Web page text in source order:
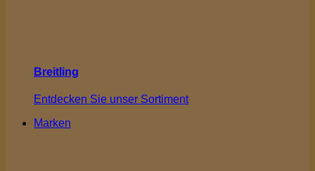
Breitling
Entdecken Sie unser Sortiment
Marken